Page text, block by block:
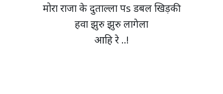
मोरा राजा के दुताल्ला पs डबल खिड़की
हवा झुरु झुरु लागेला
आहि रे ..!